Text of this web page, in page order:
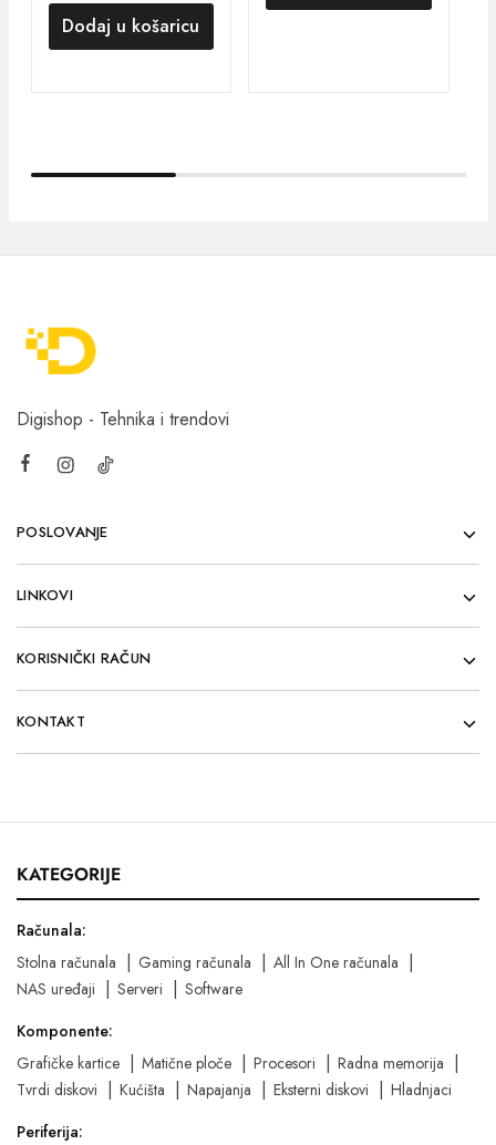
Dodaj u košaricu
Digishop - Tehnika i trendovi
POSLOVANJE
LINKOVI
KORISNIČKI RAČUN
KONTAKT
KATEGORIJE
Računala:
Stolna računala
Gaming računala
All In One računala
NAS uređaji
Serveri
Software
Komponente:
Grafičke kartice
Matične ploče Procesori
Radna memorija
Tvrdi diskovi
Kućišta Napajanja Eksterni diskovi
Hladnjaci
Periferija: